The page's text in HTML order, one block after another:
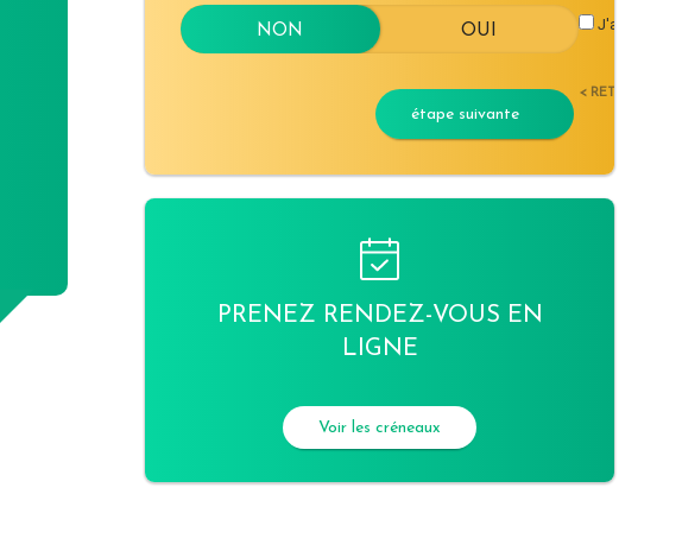
étape suivante
J'accepte
< RETOUR
PRENEZ RENDEZ-VOUS EN
LIGNE
Voir les créneaux